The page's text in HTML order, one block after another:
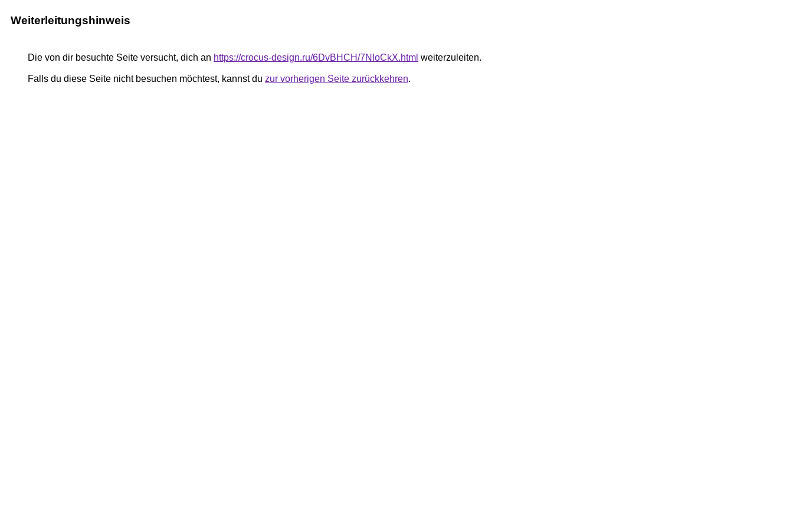
Weiterleitungshinweis
Die von dir besuchte Seite versucht, dich an https://crocus-design.ru/6DvBHCH/7NloCkX.html weiterzuleiten.
Falls du diese Seite nicht besuchen möchtest, kannst du zur vorherigen Seite zurückkehren.